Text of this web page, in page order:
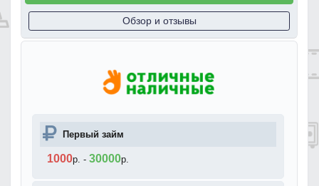
Обзор и отзывы
Первый займ
1000р. - 30000р.